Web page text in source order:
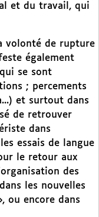
et du travail, qui
volonté de rupture
également
se sont
; percements
et surtout dans
de retrouver
dans
essais de langue
le retour aux
des
les nouvelles
ou encore dans